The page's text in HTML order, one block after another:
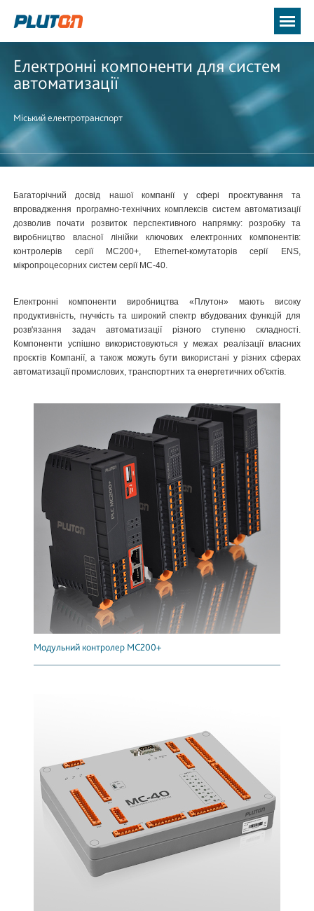
Електронні компоненти для систем
автоматизації
Міський електротранспорт
Багаторічний досвід нашої компанії у сфері проєктування та
впровадження програмно-технічних комплексів систем автоматизації
дозволив почати розвиток перспективного напрямку: розробку та
виробництво власної лінійки ключових електронних компонентів:
контролерів серії MC200+, Ethernet-комутаторів серії ENS,
мікропроцесорних систем серії MC-40.
Електронні компоненти виробництва «Плутон» мають високу
продуктивність, гнучкість та широкий спектр вбудованих функцій для
розв'язання задач автоматизації різного ступеню складності.
Компоненти успішно використовуються у межах реалізації власних
проєктів Компанії, а також можуть бути використані у різних сферах
автоматизації промислових, транспортних та енергетичних об'єктів.
Модульний контролер МС200+